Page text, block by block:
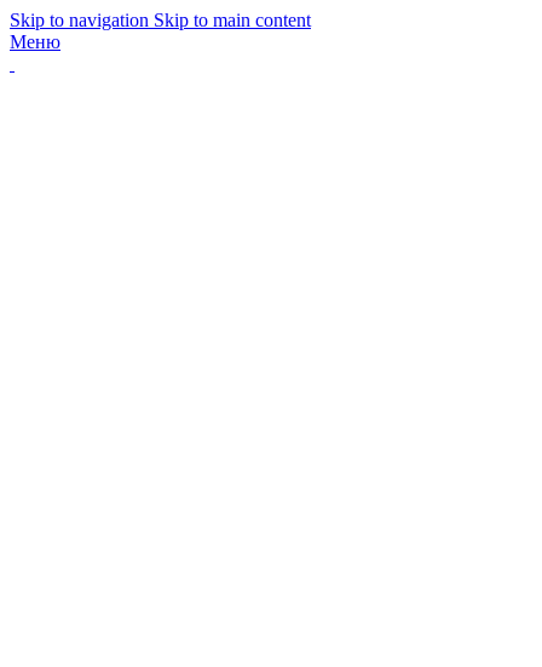
Skip to navigation Skip to main content
Меню